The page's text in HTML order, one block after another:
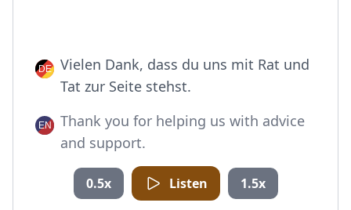
Vielen Dank, dass du uns mit Rat und
Tat zur Seite stehst.
Thank you for helping us with advice
and support.
0.5x Listen 1.5x